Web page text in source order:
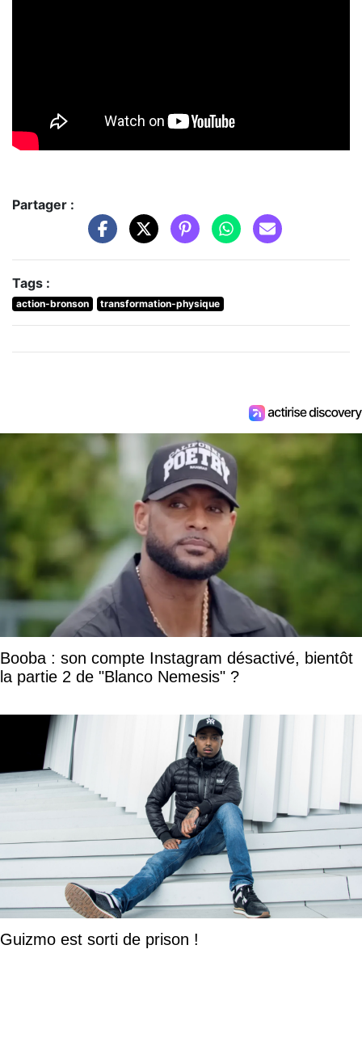
Partager :
Tags :
action-bronson transformation-physique
Booba : son compte Instagram désactivé, bientôt
la partie 2 de "Blanco Nemesis" ?
Guizmo est sorti de prison !